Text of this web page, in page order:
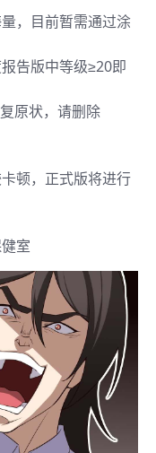
，目前暂需通过涂
告版中等级≥20即
原状，请删除
顿，正式版将进行
室